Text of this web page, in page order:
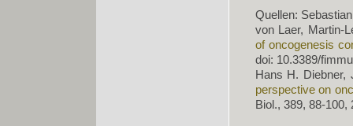
Quellen:
von Laer, Martin-
of oncogenesis
doi: 10.3389/
Hans H. Diebner,
perspective on
Biol., 389, 88-100,